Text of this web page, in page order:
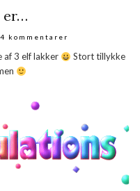
er…
4 kommentarer
af 3 elf lakker
Stort tillykke